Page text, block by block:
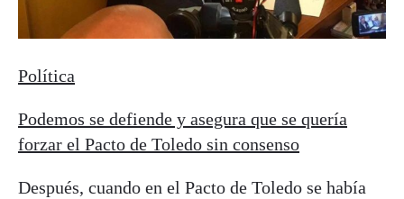
Política
Podemos se defiende y asegura que se quería
forzar el Pacto de Toledo sin consenso
Después, cuando en el Pacto de Toledo se había